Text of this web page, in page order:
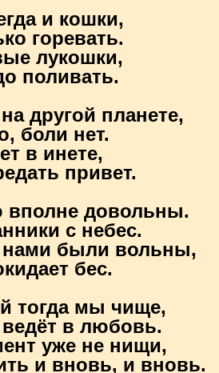
и кошки,
горевать.
лукошки,
поливать.
другой планете,
боли нет.
в инете,
привет.
довольны.
с небес.
нами были вольны,
бес.
тогда мы чище,
в любовь.
уже не нищи,
и вновь, и вновь.